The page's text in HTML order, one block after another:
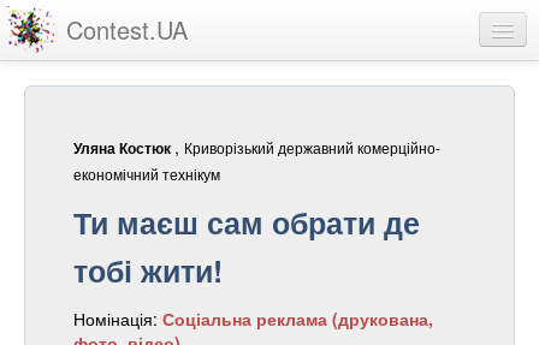
Contest.UA
Статистика
Про проект
реєстрація
Уляна Костюк , Криворізький державний комерційно-
економічний технікум
Ти маєш сам обрати де
тобі жити!
Номінація: Соціальна реклама (друкована,